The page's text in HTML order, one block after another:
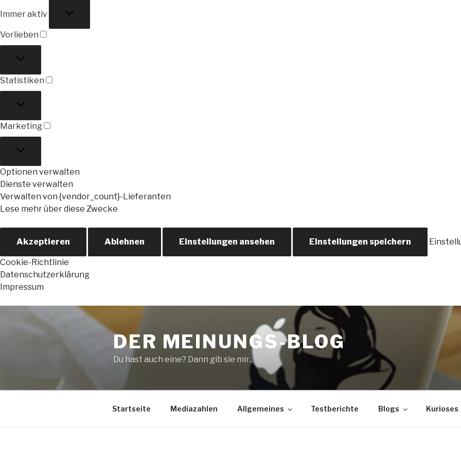
Immer aktiv
Vorlieben
Statistiken
Marketing
Optionen verwalten
Dienste verwalten
Verwalten von {vendor_count}-Lieferanten
Lese mehr über diese Zwecke
Akzeptieren Ablehnen Einstellungen ansehen Einstellungen speichern
Cookie-Richtlinie
Datenschutzerklärung
Impressum
springen
DER MEINUNGS-BLOG
Du hast auch eine? Dann gib sie mir..
Startseite Mediazahlen Allgemeines Testberichte Blogs Kurioses